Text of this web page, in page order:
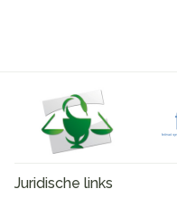
Juridische links